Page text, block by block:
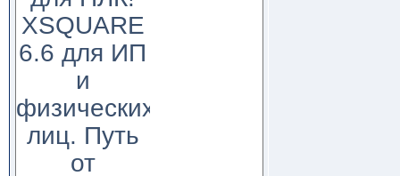
XSQUARE
6.6 для ИП
и
физических
лиц. Путь
от